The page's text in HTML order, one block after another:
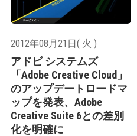
2012年08月21日( 火 )
アドビ システムズ
「Adobe Creative Cloud」
のアップデートロードマ
ップを発表、Adobe
Creative Suite 6との差別
化を明確に